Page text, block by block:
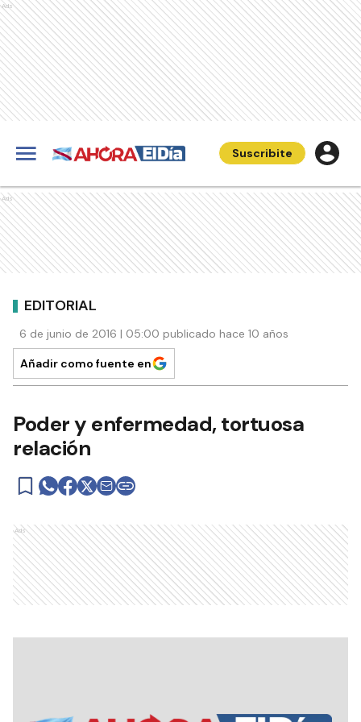
Ads
Suscribite
Ads
EDITORIAL
6 de junio de 2016 | 05:00 publicado hace 10 años
Añadir como fuente en
Poder y enfermedad, tortuosa
relación
Ads